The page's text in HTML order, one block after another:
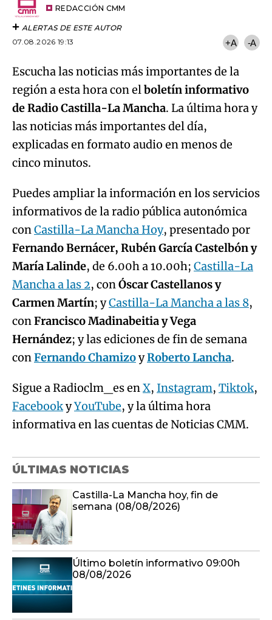
REDACCIÓN CMM
ALERTAS DE ESTE AUTOR
07.08.2026 19:13
+A -A
Escucha las noticias más importantes de la
región a esta hora con elboletín informativo
de Radio Castilla-La Mancha. La última hora y
las noticias más importantes del día,
explicadas en formato audio en menos de
cinco minutos.
Puedes ampliar la información en los servicios
informativos de la radio pública autonómica
conCastilla-La Mancha Hoy, presentado por
Fernando Bernácer, Rubén García Castelbón y
María Lalinde, de 6.00h a 10.00h; Castilla-La
Mancha a las 2, conÓscar Castellanos y
Carmen Martín; yCastilla-La Mancha a las 8,
conFrancisco Madinabeitia y Vega
Hernández; y las ediciones de fin de semana
conFernando ChamizoyRoberto Lancha.
Sigue a Radioclm_es enX, Instagram, Tiktok,
FacebookyYouTube, y la última hora
informativa en las cuentas de Noticias CMM.
ÚLTIMAS NOTICIAS
Castilla-La Mancha hoy, fin de
semana (08/08/2026)
Último boletín informativo 09:00h
08/08/2026